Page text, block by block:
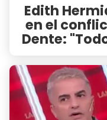
Edith
en el
Dente: